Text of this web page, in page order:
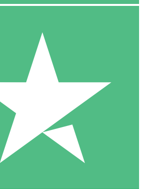
10 Descargas
20 00